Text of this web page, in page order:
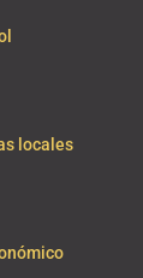
locales